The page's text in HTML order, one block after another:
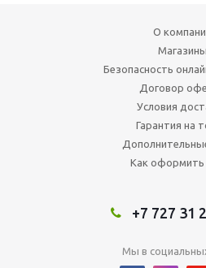
О
Магазины
Безопасность
Договор
Условия
Гарантия на
Как оформить
+7 727 31
Мы в